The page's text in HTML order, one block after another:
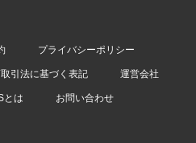
プライバシーポリシー
引法に基づく表記 運営会社
とは お問い合わせ